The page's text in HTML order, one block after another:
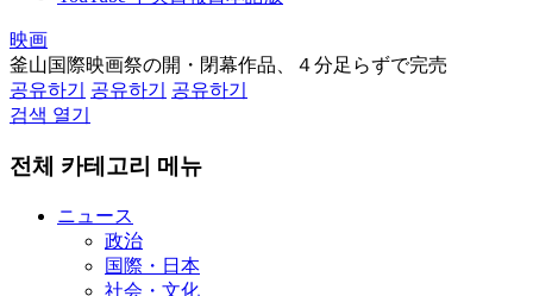
映画
釜山国際映画祭の開・閉幕作品、４分足らずで完売
공유하기
공유하기
공유하기
검색 열기
전체 카테고리 메뉴
ニュース
政治
国際・日本
社会・文化